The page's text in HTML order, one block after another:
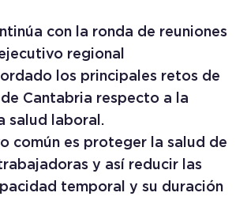
con la ronda de reuniones
regional
los principales retos de
de Cantabria respecto a la
salud laboral.
común es proteger la salud de
y así reducir las
temporal y su duración